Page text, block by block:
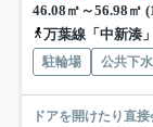
46.08㎡～56.98㎡
万葉線「中新湊
駐輪場 公共下水
ドアを開けたり直